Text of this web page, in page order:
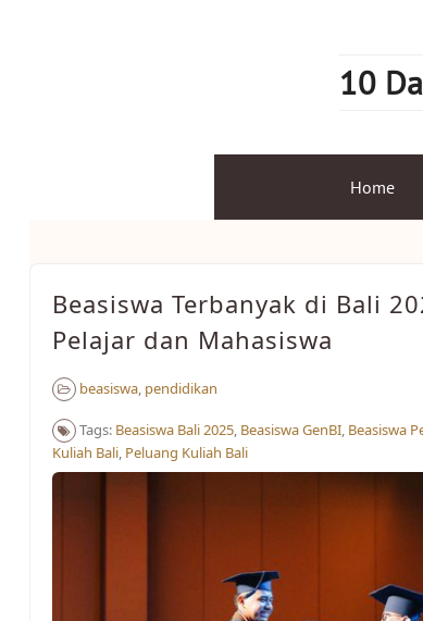
10
Home
Beasiswa Terbanyak di Bali
Pelajar dan Mahasiswa
beasiswa, pendidikan
Tags: Beasiswa Bali 2025, Beasiswa GenBI, Beasiswa
Kuliah Bali, Peluang Kuliah Bali